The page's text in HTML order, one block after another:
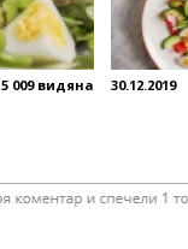
5 009 видяна 30.12.2019